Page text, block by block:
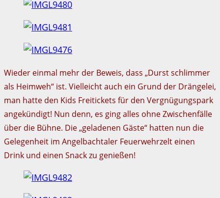
Wieder einmal mehr der Beweis, dass „Durst schlimmer
als Heimweh“ ist. Vielleicht auch ein Grund der Drängelei,
man hatte den Kids Freitickets für den Vergnügungspark
angekündigt! Nun denn, es ging alles ohne Zwischenfälle
über die Bühne. Die „geladenen Gäste“ hatten nun die
Gelegenheit im Angelbachtaler Feuerwehrzelt einen
Drink und einen Snack zu genießen!